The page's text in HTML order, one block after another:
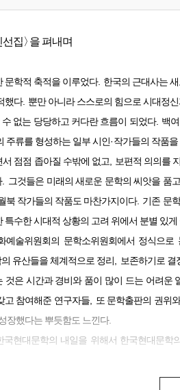
선집〉 을 펴내며
문학적 축적을 이루었다. 한국의 근대사는
했다. 뿐만 아니라 스스로의 힘으로 시대정
없는 당당하고 커다란 흐름이 되었다. 백
주류를 형성하는 일부 시인· 작가들의 작품
점점 좁아질 수밖에 없고 보편적 의의를
. 그것들은 미래의 새로운 문학의 씨앗을 품
북 작가들의 작품도 마찬가지이다. 기존 문
수한 시대적 상황의 고려 위에서 분별 있
예술위원회의 문학소위원회에서 정식으로
유산들을 체계적으로 정리
보존하기로 결
것은 시간과 경비와 품이 많이 드는 어려운
고 참여해준 연구자들, 또 문학출판의 권위
장했다는 뿌듯함도 느낀다.
국현대문학의 내일을 위해서 한국현대문